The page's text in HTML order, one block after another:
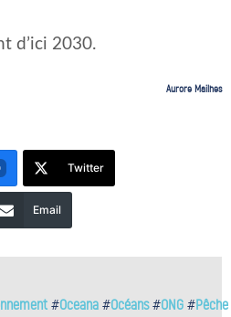
d’ici 2030.
Aurore Mailhes
Twitter
Email
#Oceana #Océans#ONG #Pêche